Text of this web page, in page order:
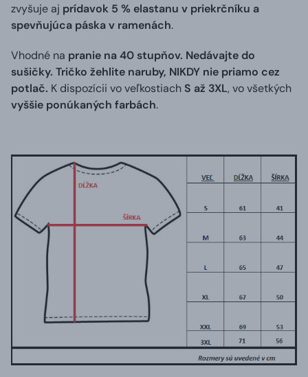
zvyšuje aj prídavok 5 % elastanu v priekrčníku a
spevňujúca páska v ramenách.
Vhodné na pranie na 40 stupňov. Nedávajte do
sušičky. Tričko žehlite naruby, NIKDY nie priamo cez
potlač. K dispozícii vo veľkostiach S až 3XL, vo všetkých
vyššie ponúkaných farbách.